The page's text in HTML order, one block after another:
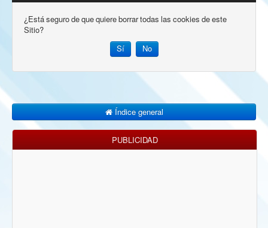
¿Está seguro de que quiere borrar todas las cookies de este
Sitio?
Índice general
PUBLICIDAD